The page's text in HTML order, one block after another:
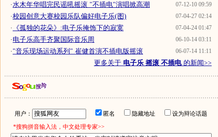
07-12-10 09:59
·水木年华唱完民谣吼摇滚 "不插电"演唱掀高潮
07-04-27 02:14
·校园创意大赛校园乐队偏好电子乐(图)
07-04-24 01:47
· 《孤独的花朵》:电子乐掩饰下的寂寞
06-10-14 03:11
·电子乐高手齐聚国际音乐周
06-07-14 11:11
·"音乐现场运动系列" 崔健首演不插电版摇滚
更多关于 电子乐 摇滚 不插电的新闻>>
用户： 匿名 隐藏地址
设为辩论话题
*搜狗拼音输入法，中文处理专家>>